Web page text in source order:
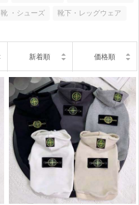
靴 ・シューズ 靴下・レッグウェア
新着順 価格順